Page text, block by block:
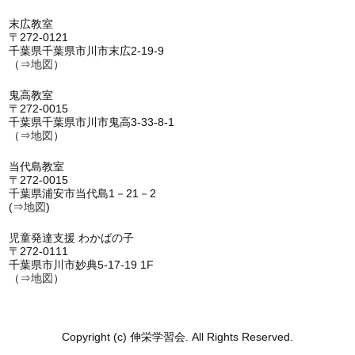
末広教室
〒272-0121
千葉県千葉県市川市末広2-19-9
（⇒地図 ）
鬼高教室
〒272-0015
千葉県千葉県市川市鬼高3-33-8-1
（⇒地図 ）
当代島教室
〒272-0015
千葉県浦安市当代島1－21－2
(⇒地図)
児童発達支援 わかばの子
〒272-0111
千葉県市川市妙典5-17-19 1F
（⇒地図 ）
Copyright (c) 伸栄学習会. All Rights Reserved.